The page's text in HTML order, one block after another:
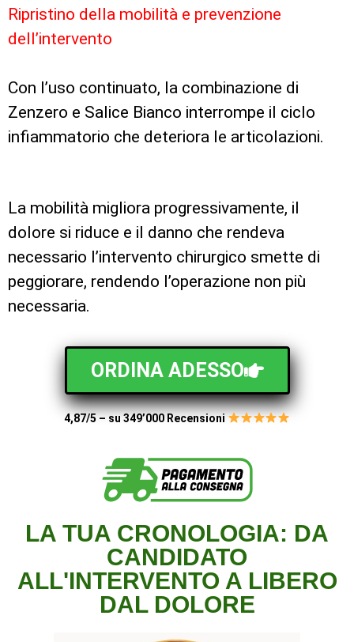
Ripristino della mobilità e prevenzione
dell’intervento
Con l’uso continuato, la combinazione di
Zenzero e Salice Bianco interrompe il ciclo
infiammatorio che deteriora le articolazioni.
La mobilità migliora progressivamente, il
dolore si riduce e il danno che rendeva
necessario l’intervento chirurgico smette di
peggiorare, rendendo l’operazione non più
necessaria.
ORDINA ADESSO
4,87/5 – su 349’000 Recensioni
LA TUA CRONOLOGIA: DA
CANDIDATO
ALL'INTERVENTO A LIBERO
DAL DOLORE